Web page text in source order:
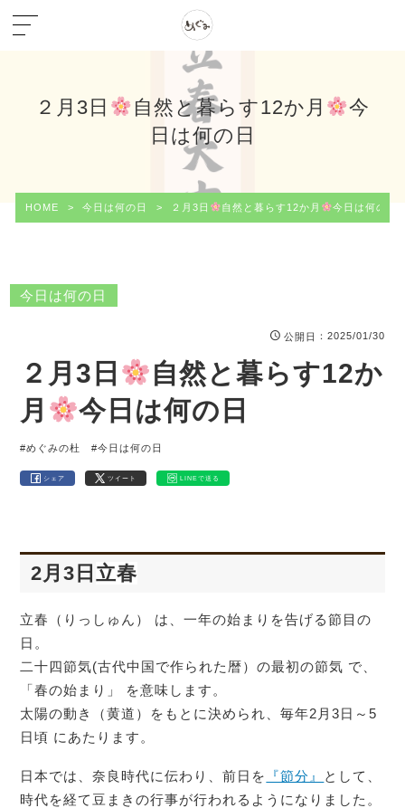
２月3日 自然と暮らす12か月
今
日は何の日
HOME > 今日は何の日 > ２月3日 自然と暮らす12か月 今日は何の日
今日は何の日
公開日 ：2025/01/30
２月3日
自然と暮らす12か
月
今日は何の日
#めぐみの杜 #今日は何の日
シェア ツイート LINEで送る
2月3日 立春
立春（りっしゅん） は、一年の始まりを告げる節目の
日。
二十四節気(古代中国で作られた暦）の最初の節気 で、
「春の始まり」 を意味します。
太陽の動き（黄道）をもとに決められ、毎年2月3日～5
日頃 にあたります。
日本では、奈良時代に伝わり、前日を 『節分』 として、
時代を経て豆まきの行事が行われるようになりました。